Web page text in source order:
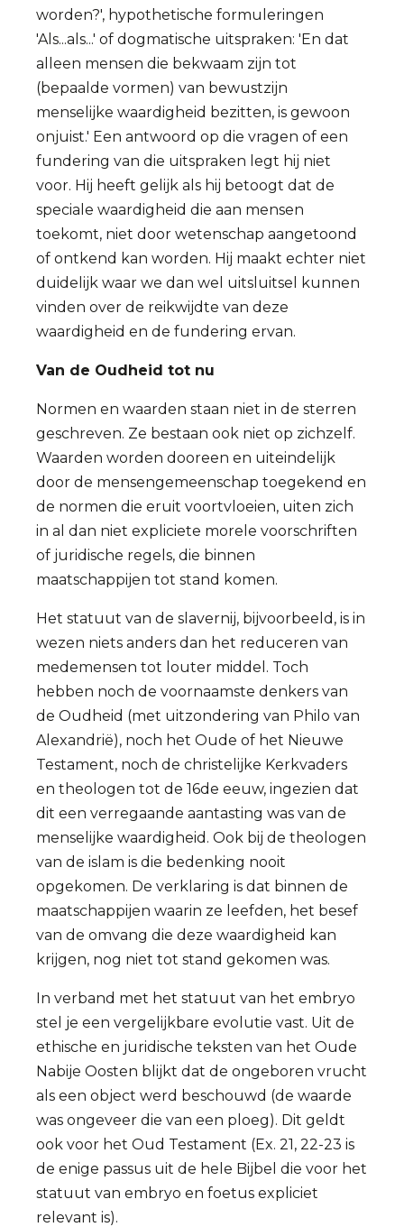
worden?', hypothetische formuleringen
'Als...als...' of dogmatische uitspraken: 'En dat
alleen mensen die bekwaam zijn tot
(bepaalde vormen) van bewustzijn
menselijke waardigheid bezitten, is gewoon
onjuist.' Een antwoord op die vragen of een
fundering van die uitspraken legt hij niet
voor. Hij heeft gelijk als hij betoogt dat de
speciale waardigheid die aan mensen
toekomt, niet door wetenschap aangetoond
of ontkend kan worden. Hij maakt echter niet
duidelijk waar we dan wel uitsluitsel kunnen
vinden over de reikwijdte van deze
waardigheid en de fundering ervan.
Van de Oudheid tot nu
Normen en waarden staan niet in de sterren
geschreven. Ze bestaan ook niet op zichzelf.
Waarden worden dooreen en uiteindelijk
door de mensengemeenschap toegekend en
de normen die eruit voortvloeien, uiten zich
in al dan niet expliciete morele voorschriften
of juridische regels, die binnen
maatschappijen tot stand komen.
Het statuut van de slavernij, bijvoorbeeld, is in
wezen niets anders dan het reduceren van
medemensen tot louter middel. Toch
hebben noch de voornaamste denkers van
de Oudheid (met uitzondering van Philo van
Alexandrië), noch het Oude of het Nieuwe
Testament, noch de christelijke Kerkvaders
en theologen tot de 16de eeuw, ingezien dat
dit een verregaande aantasting was van de
menselijke waardigheid. Ook bij de theologen
van de islam is die bedenking nooit
opgekomen. De verklaring is dat binnen de
maatschappijen waarin ze leefden, het besef
van de omvang die deze waardigheid kan
krijgen, nog niet tot stand gekomen was.
In verband met het statuut van het embryo
stel je een vergelijkbare evolutie vast. Uit de
ethische en juridische teksten van het Oude
Nabije Oosten blijkt dat de ongeboren vrucht
als een object werd beschouwd (de waarde
was ongeveer die van een ploeg). Dit geldt
ook voor het Oud Testament (Ex. 21, 22-23 is
de enige passus uit de hele Bijbel die voor het
statuut van embryo en foetus expliciet
relevant is).